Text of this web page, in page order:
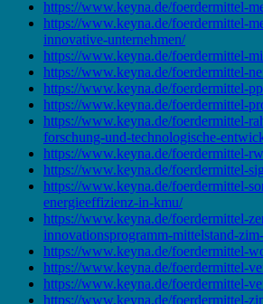
https://www.keyna.de/foerdermittel-
https://www.keyna.de/foerdermittel-
innovative-unternehmen/
https://www.keyna.de/foerdermittel-
https://www.keyna.de/foerdermittel-
https://www.keyna.de/foerdermittel-
https://www.keyna.de/foerdermittel-
https://www.keyna.de/foerdermittel-
forschung-und-technologische-
https://www.keyna.de/foerdermittel-
https://www.keyna.de/foerdermittel-
https://www.keyna.de/foerdermittel-
energieeffizienz-in-kmu/
https://www.keyna.de/foerdermittel-
innovationsprogramm-mittelstand-
https://www.keyna.de/foerdermittel-
https://www.keyna.de/foerdermittel-
https://www.keyna.de/foerdermittel-
https://www.keyna.de/foerdermittel-